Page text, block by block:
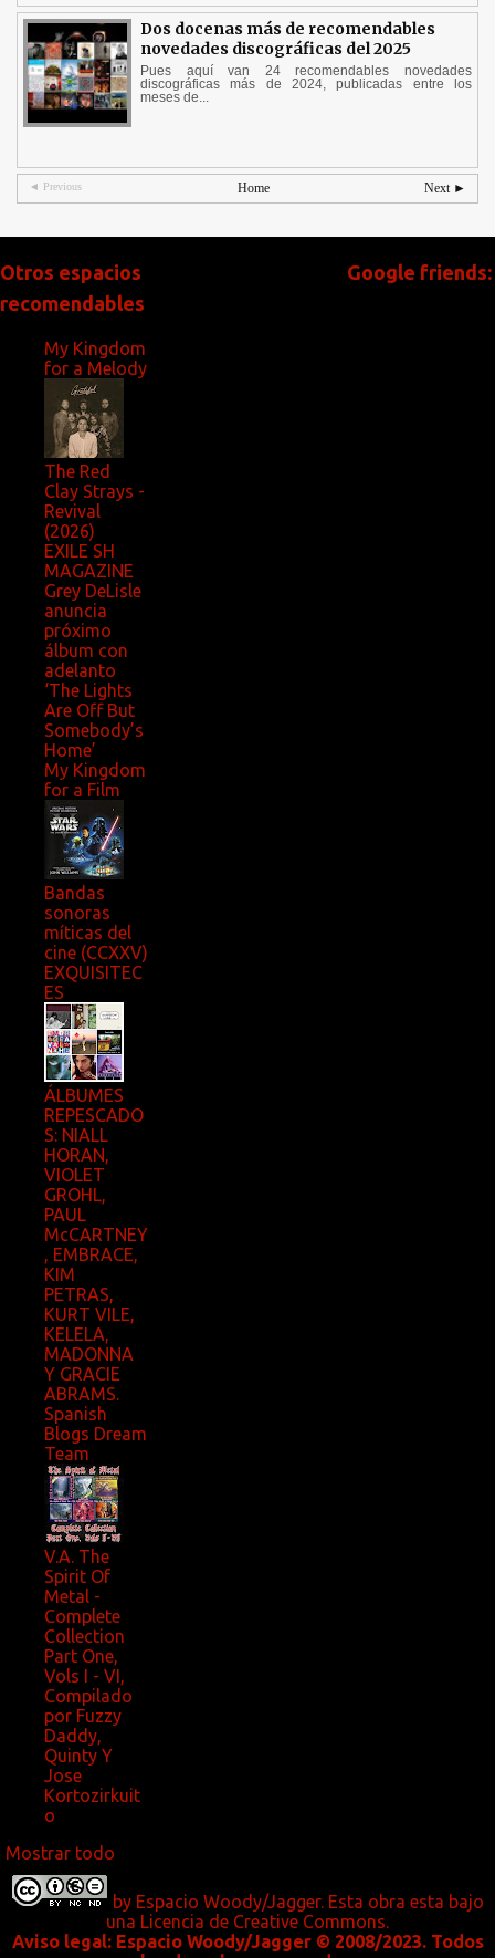
Dos docenas más de recomendables
novedades discográficas del 2025
Pues aquí van 24 recomendables novedades
discográficas más de 2024, publicadas entre los
meses de...
◄ Previous Next ►
Home
Otros espacios
recomendables
My Kingdom
for a Melody
The Red
Clay Strays -
Revival
(2026)
EXILE SH
MAGAZINE
Grey DeLisle
anuncia
próximo
álbum con
adelanto
‘The Lights
Are Off But
Somebody’s
Home’
My Kingdom
for a Film
Bandas
sonoras
míticas del
cine (CCXXV)
EXQUISITEC
ES
ÁLBUMES
REPESCADO
S: NIALL
HORAN,
VIOLET
GROHL,
PAUL
McCARTNEY
, EMBRACE,
KIM
PETRAS,
KURT VILE,
KELELA,
MADONNA
Y GRACIE
ABRAMS.
Spanish
Blogs Dream
Team
V.A. The
Spirit Of
Metal -
Complete
Collection
Part One,
Vols I - VI,
Compilado
por Fuzzy
Daddy,
Quinty Y
Jose
Kortozirkuit
o
Mostrar todo
Google friends:
by Espacio Woody/Jagger. Esta obra esta bajo
una Licencia de Creative Commons.
Aviso legal: Espacio Woody/Jagger © 2008/2023. Todos